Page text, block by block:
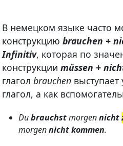
В немецком языке часто
конструкцию brauchen +
Infinitiv, которая по
конструкции müssen +
глагол brauchen
глагол, а как
Dubrauchstmorgennicht
morgennicht kommen.